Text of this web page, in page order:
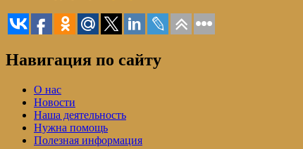
Навигация по сайту
О нас
Новости
Наша деятельность
Нужна помощь
Полезная информация